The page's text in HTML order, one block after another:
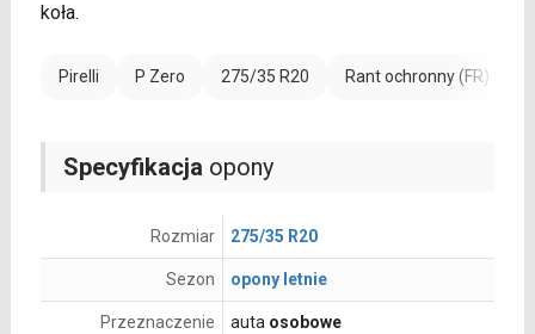
koła.
Pirelli P Zero 275/35 R20 Rant ochronny (FR)
Specyfikacja opony
Rozmiar 275/35 R20
Sezon opony letnie
Przeznaczenie auta osobowe